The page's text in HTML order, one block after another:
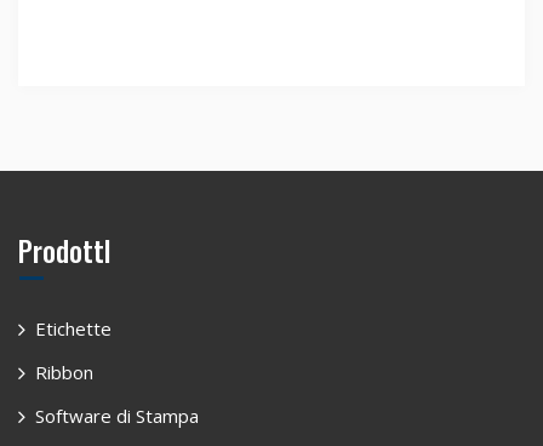
ProdottI
Etichette
Ribbon
Software di Stampa